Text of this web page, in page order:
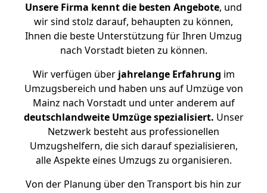
Unsere Firma kennt die besten Angebote, und
wir sind stolz darauf, behaupten zu können,
Ihnen die beste Unterstützung für Ihren Umzug
nach Vorstadt bieten zu können.
Wir verfügen überjahrelange Erfahrung im
Umzugsbereich und haben uns auf Umzüge von
Mainz nach Vorstadt und unter anderem auf
deutschlandweite Umzüge spezialisiert. Unser
Netzwerk besteht aus professionellen
Umzugshelfern, die sich darauf spezialisieren,
alle Aspekte eines Umzugs zu organisieren.
Von der Planung über den Transport bis hin zur